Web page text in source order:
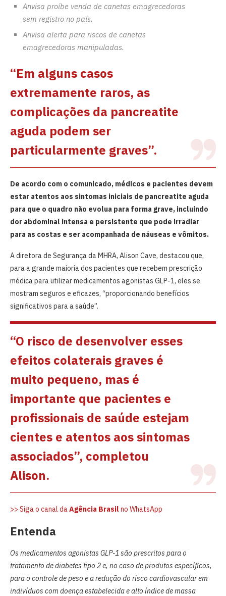
Anvisa proíbe venda de canetas emagrecedoras
sem registro no país.
Anvisa alerta para riscos de canetas
emagrecedoras manipuladas.
“Em alguns casos
extremamente raros, as
complicações da pancreatite
aguda podem ser
particularmente graves”.
De acordo com o comunicado, médicos e pacientes devem
estar atentos aos sintomas iniciais de pancreatite aguda
para que o quadro não evolua para forma grave, incluindo
dor abdominal intensa e persistente que pode irradiar
para as costas e ser acompanhada de náuseas e vômitos.
A diretora de Segurança da MHRA, Alison Cave, destacou que,
para a grande maioria dos pacientes que recebem prescrição
médica para utilizar medicamentos agonistas GLP-1, eles se
mostram seguros e eficazes, “proporcionando benefícios
significativos para a saúde”.
“O risco de desenvolver esses
efeitos colaterais graves é
muito pequeno, mas é
importante que pacientes e
profissionais de saúde estejam
cientes e atentos aos sintomas
associados”, completou
Alison.
>> Siga o canal daAgência Brasil no WhatsApp
Entenda
Os medicamentos agonistas GLP-1 são prescritos para o
tratamento de diabetes tipo 2 e, no caso de produtos específicos,
para o controle de peso e a redução do risco cardiovascular em
indivíduos com doença estabelecida e alto índice de massa